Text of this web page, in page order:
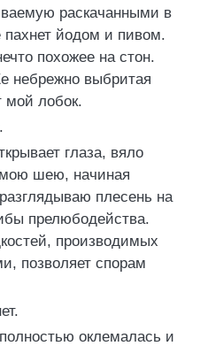
раскачанными в
йодом и пивом.
похожее на стон.
небрежно выбритая
мой лобок.
глаза, вяло
мою шею, начиная
плесень на
прелюбодейства.
производимых
позволяет спорам
оклемалась и